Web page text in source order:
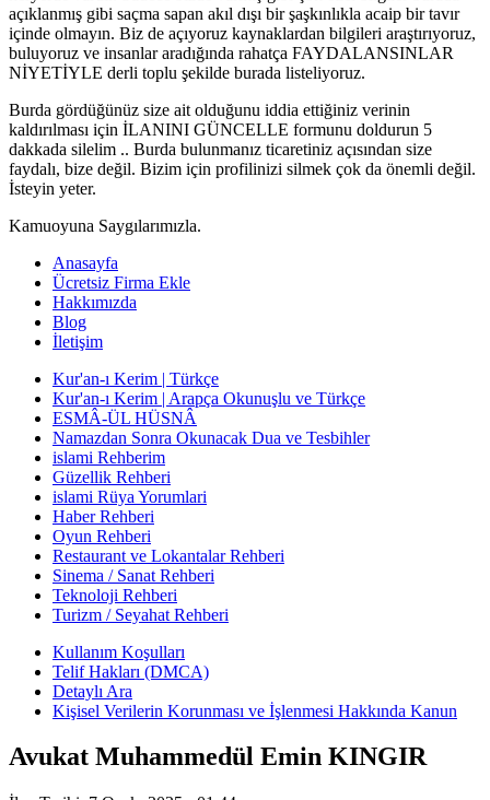
açıklanmış gibi saçma sapan akıl dışı bir şaşkınlıkla acaip bir tavır
içinde olmayın. Biz de açıyoruz kaynaklardan bilgileri araştırıyoruz,
buluyoruz ve insanlar aradığında rahatça FAYDALANSINLAR
NİYETİYLE derli toplu şekilde burada listeliyoruz.
Burda gördüğünüz size ait olduğunu iddia ettiğiniz verinin
kaldırılması için İLANINI GÜNCELLE formunu doldurun 5
dakkada silelim .. Burda bulunmanız ticaretiniz açısından size
faydalı, bize değil. Bizim için profilinizi silmek çok da önemli değil.
İsteyin yeter.
Kamuoyuna Saygılarımızla.
Anasayfa
Ücretsiz Firma Ekle
Hakkımızda
Blog
İletişim
Kur'an-ı Kerim | Türkçe
Kur'an-ı Kerim | Arapça Okunuşlu ve Türkçe
ESMÂ-ÜL HÜSNÂ
Namazdan Sonra Okunacak Dua ve Tesbihler
islami Rehberim
Güzellik Rehberi
islami Rüya Yorumlari
Haber Rehberi
Oyun Rehberi
Restaurant ve Lokantalar Rehberi
Sinema / Sanat Rehberi
Teknoloji Rehberi
Turizm / Seyahat Rehberi
Kullanım Koşulları
Telif Hakları (DMCA)
Detaylı Ara
Kişisel Verilerin Korunması ve İşlenmesi Hakkında Kanun
Avukat Muhammedül Emin KINGIR